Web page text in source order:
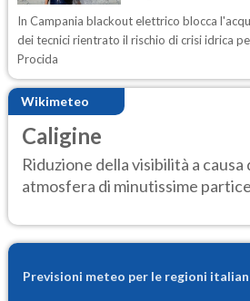
In Campania blackout elettrico blocca
dei tecnici rientrato il rischio di crisi idrica
Procida
Wikimeteo
Caligine
Riduzione della visibilità a causa
atmosfera di minutissime
Previsioni meteo per le regioni